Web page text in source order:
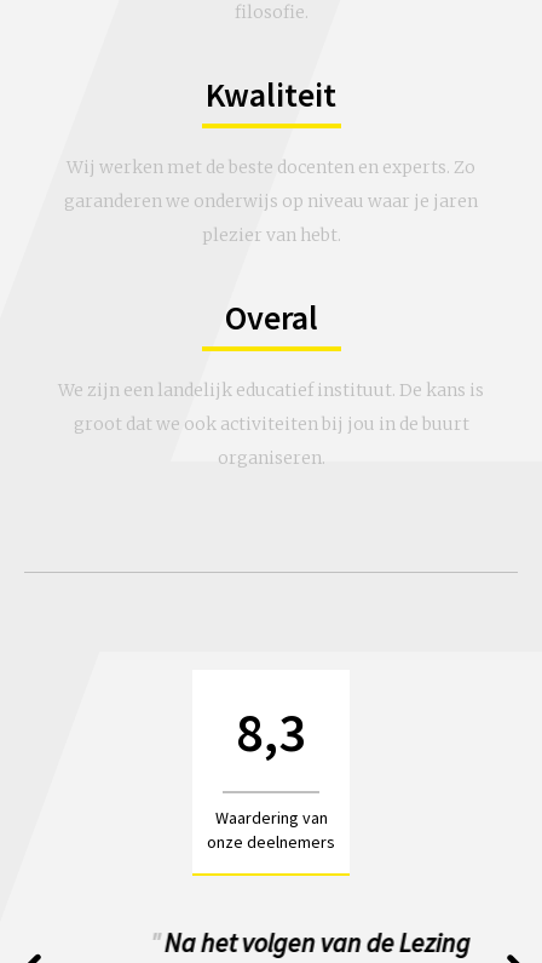
filosofie.
Kwaliteit
Wij werken met de beste docenten en experts. Zo
garanderen we onderwijs op niveau waar je jaren
plezier van hebt.
Overal
We zijn een landelijk educatief instituut. De kans is
groot dat we ook activiteiten bij jou in de buurt
organiseren.
8,3
Waardering van
onze deelnemers
Na het volgen van de Lezing